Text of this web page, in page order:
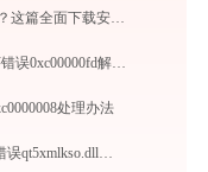
找不到惠普DeskJet GT5810打印机驱动？这篇全面下载安装指南帮到你
Photoshop主程序Photoshop.exe应用程序错误0xc00000fd解决方法
处理办法
Windows系统服务配置进程 sc.exe系统错误qt5xmlkso.dll丢失如何解决